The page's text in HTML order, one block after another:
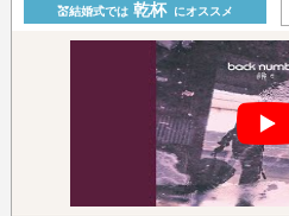
💒結婚式では乾杯 にオススメ